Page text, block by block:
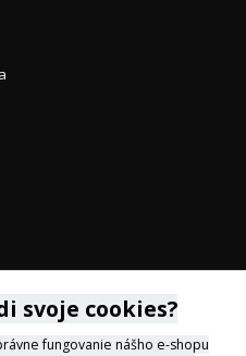
svoje cookies?
fungovanie nášho e-shopu